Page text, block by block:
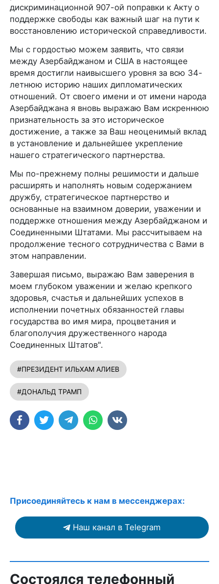
дискриминационной 907-ой поправки к Акту о
поддержке свободы как важный шаг на пути к
восстановлению исторической справедливости.
Мы с гордостью можем заявить, что связи
между Азербайджаном и США в настоящее
время достигли наивысшего уровня за всю 34-
летнюю историю наших дипломатических
отношений. От своего имени и от имени народа
Азербайджана я вновь выражаю Вам искреннюю
признательность за это историческое
достижение, а также за Ваш неоценимый вклад
в установление и дальнейшее укрепление
нашего стратегического партнерства.
Мы по-прежнему полны решимости и дальше
расширять и наполнять новым содержанием
дружбу, стратегическое партнерство и
основанные на взаимном доверии, уважении и
поддержке отношения между Азербайджаном и
Соединенными Штатами. Мы рассчитываем на
продолжение тесного сотрудничества с Вами в
этом направлении.
Завершая письмо, выражаю Вам заверения в
моем глубоком уважении и желаю крепкого
здоровья, счастья и дальнейших успехов в
исполнении почетных обязанностей главы
государства во имя мира, процветания и
благополучия дружественного народа
Соединенных Штатов".
#ПРЕЗИДЕНТ ИЛЬХАМ АЛИЕВ
#ДОНАЛЬД ТРАМП
Присоединяйтесь к нам в мессенджерах:
Наш канал в Telegram
Состоялся телефонный